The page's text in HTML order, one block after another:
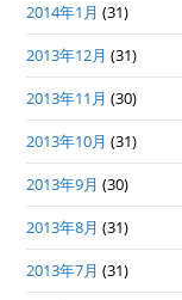
2014年1月 (31)
2013年12月 (31)
2013年11月 (30)
2013年10月 (31)
2013年9月 (30)
2013年8月 (31)
2013年7月 (31)